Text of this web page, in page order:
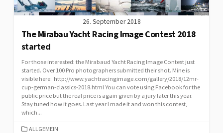
26. September 2018
The Mirabau Yacht Racing Image Contest 2018
started
For those interested: the Mirabaud Yacht Racing Image Contest just
started. Over 100 Pro photographers submitted their shot. Mine is
visible here: http://www.yachtracingimage.com/gallery/2018/12mr-
cup-german-classics-2018.html You can vote using Facebook for the
public price but the real price is again given by a jury later this year.
Stay tuned how it goes. Last year I made it and won this contest,
which...
CATEGORIES
ALLGEMEIN